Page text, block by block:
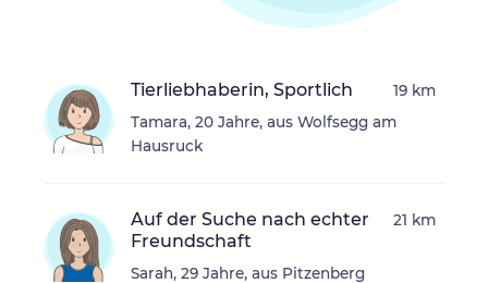
Tierliebhaberin, Sportlich
Tamara, 20 Jahre, aus Wolfsegg am
Hausruck
19 km
Auf der Suche nach echter
Freundschaft
Sarah, 29 Jahre, aus Pitzenberg
21 km